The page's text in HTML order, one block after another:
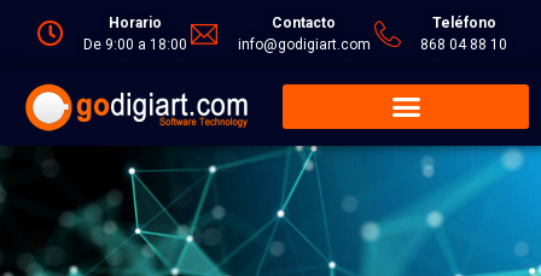
Horario
De 9:00 a 18:00
Contacto
info@godigiart.com
Teléfono
868 04 88 10